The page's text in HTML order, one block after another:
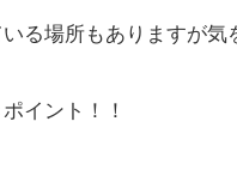
る場所もありますが気
イント！！